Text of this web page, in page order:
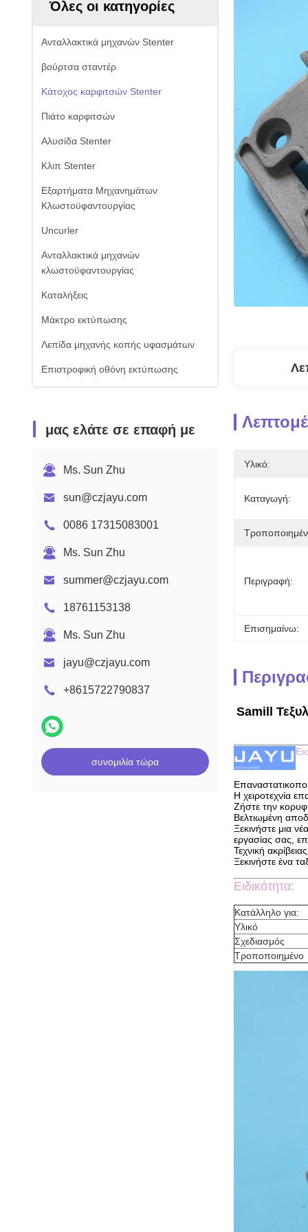
Όλες οι κατηγορίες
Ανταλλακτικά μηχανών Stenter
βούρτσα σταντέρ
Κάτοχος καρφιτσών Stenter
Πιάτο καρφιτσών
Αλυσίδα Stenter
Κλιπ Stenter
Εξαρτήματα Μηχανημάτων
Κλωστοϋφαντουργίας
Uncurler
Ανταλλακτικά μηχανών
κλωστοϋφαντουργίας
Καταλήξεις
Μάκτρο εκτύπωσης
Λεπίδα μηχανής κοπής υφασμάτων
Επιστροφική οθόνη εκτύπωσης
μας ελάτε σε επαφή με
Ms. Sun Zhu
sun@czjayu.com
0086 17315083001
Ms. Sun Zhu
summer@czjayu.com
18761153138
Ms. Sun Zhu
jayu@czjayu.com
+8615722790837
συνομιλία τώρα
Υλικό:
Καταγωγή:
Περιγραφή:
Επισημαίνω:
Samill
Η χειροτεχνία
Ζήστε την
Βελτιωμένη
Ξεκινήστε μια
εργασίας σας,
Τεχνική
Ξεκινήστε ένα
Ειδικότητα:
Κατάλληλο για:
Υλικό
Σχεδιασμός
Τροποποιημένο